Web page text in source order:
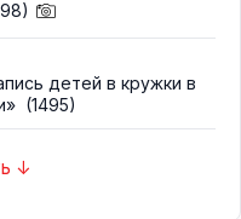
детей в кружки в
(1495)
↓